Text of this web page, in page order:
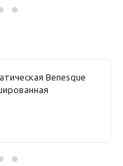
Benesque